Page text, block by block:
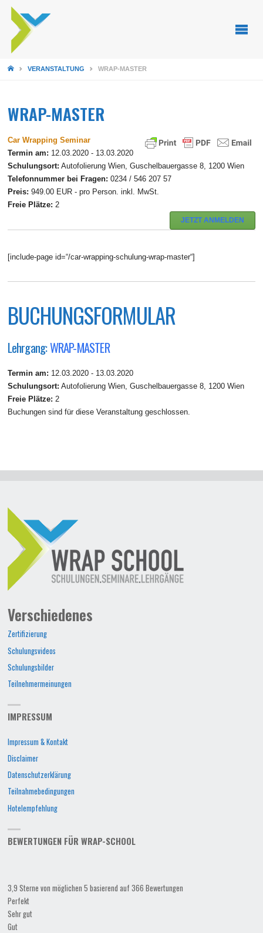
STARTSEITE
VERANSTALTUNG WRAP-MASTER
WRAP-MASTER
Car Wrapping Seminar
Termin am: 12.03.2020 - 13.03.2020
Schulungsort: Autofolierung Wien, Guschelbauergasse 8, 1200 Wien
Telefonnummer bei Fragen: 0234 / 546 207 57
Preis: 949.00 EUR - pro Person. inkl. MwSt.
Freie Plätze: 2
JETZT ANMELDEN
[include-page id=“/car-wrapping-schulung-wrap-master“]
BUCHUNGSFORMULAR
Lehrgang:WRAP-MASTER
Termin am: 12.03.2020 - 13.03.2020
Schulungsort: Autofolierung Wien, Guschelbauergasse 8, 1200 Wien
Freie Plätze: 2
Buchungen sind für diese Veranstaltung geschlossen.
Verschiedenes
Zertifizierung
Schulungsvideos
Schulungsbilder
Teilnehmermeinungen
IMPRESSUM
Impressum & Kontakt
Disclaimer
Datenschutzerklärung
Teilnahmebedingungen
Hotelempfehlung
BEWERTUNGEN FÜR WRAP-SCHOOL
3,9 Sterne von möglichen 5 basierend auf 366 Bewertungen
Perfekt
Sehr gut
Gut